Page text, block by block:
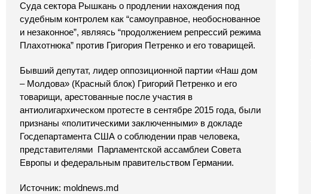
Суда сектора Рышкань о продлении нахождения под
судебным контролем как “самоуправное, необоснованное
и незаконное”, являясь “продолжением репрессий режима
Плахотнюка” против Григория Петренко и его товарищей.
Бывший депутат, лидер оппозиционной партии «Наш дом
– Молдова» (Красный блок) Григорий Петренко и его
товарищи, арестованные после участия в
антиолигархическом протесте в сентябре 2015 года, были
признаны «политическими заключенными» в докладе
Госдепартамента США о соблюдении прав человека,
представителями Парламентской ассамблеи Совета
Европы и федеральным правительством Германии.
Источник: moldnews.md